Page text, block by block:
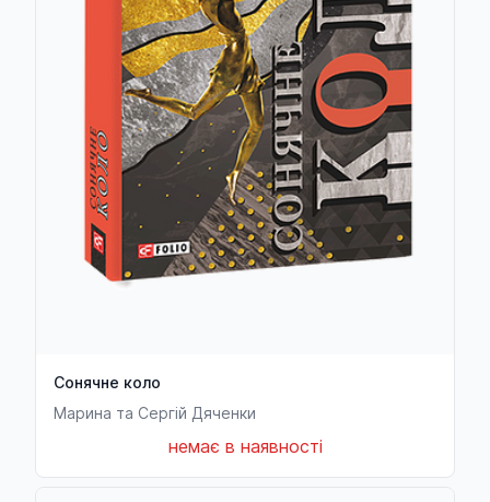
Сонячне коло
Марина та Сергій Дяченки
немає в наявності